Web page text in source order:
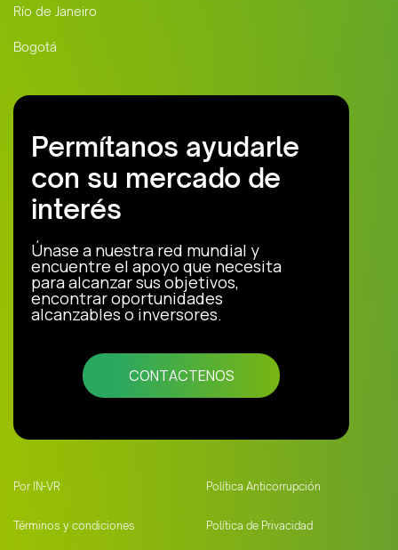
Río de Janeiro
Bogotá
Permítanos ayudarle
con su mercado de
interés
Únase a nuestra red mundial y
encuentre el apoyo que necesita
para alcanzar sus objetivos,
encontrar oportunidades
alcanzables o inversores.
CONTACTENOS
Por IN-VR Política Anticorrupción
Términos y condiciones Política de Privacidad